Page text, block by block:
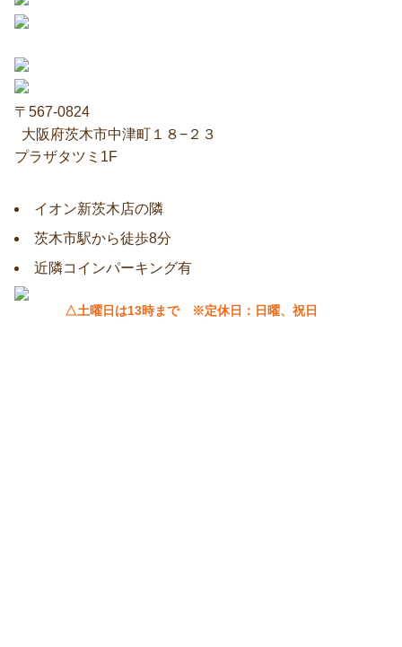
〒567-0824
⼤阪府茨⽊市中津町１８−２３
プラザタツミ1F
イオン新茨木店の隣
茨木市駅から徒歩8分
近隣コインパーキング有
△土曜日は13時まで ※定休日：日曜、祝日